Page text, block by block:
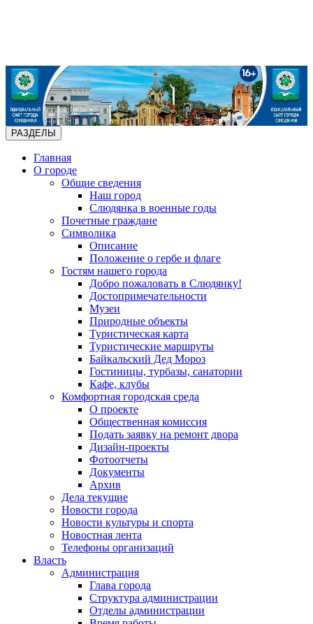
РАЗДЕЛЫ
Главная
О городе
Общие сведения
Наш город
Слюдянка в военные годы
Почетные граждане
Символика
Описание
Положение о гербе и флаге
Гостям нашего города
Добро пожаловать в Слюдянку!
Достопримечательности
Музеи
Природные объекты
Туристическая карта
Туристические маршруты
Байкальский Дед Мороз
Гостиницы, турбазы, санатории
Кафе, клубы
Комфортная городская среда
О проекте
Общественная комиссия
Подать заявку на ремонт двора
Дизайн-проекты
Фотоотчеты
Документы
Архив
Дела текущие
Новости города
Новости культуры и спорта
Новостная лента
Телефоны организаций
Власть
Администрация
Глава города
Структура администрации
Отделы администрации